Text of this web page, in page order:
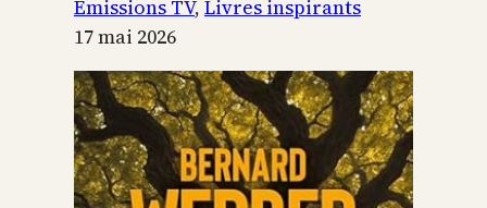
Cyrulnik,
petits
bonheurs
Emissions TV, Livres inspirants
17 mai 2026